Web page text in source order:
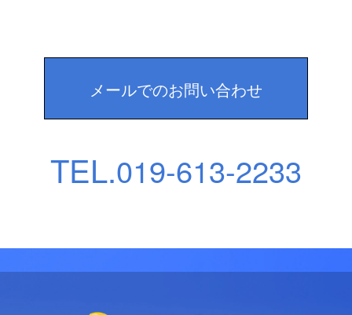
メールでのお問い合わせ
TEL.019-613-2233